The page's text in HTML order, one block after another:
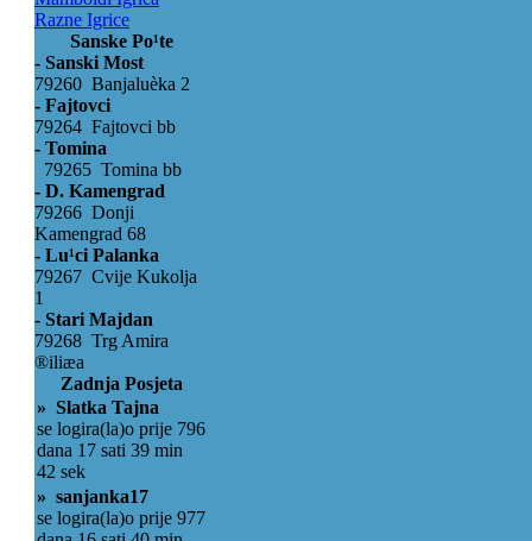
Razne Igrice
Sanske Po¹te
- Sanski Most
79260 Banjaluèka 2
- Fajtovci
79264 Fajtovci bb
- Tomina
79265 Tomina bb
- D. Kamengrad
79266 Donji
Kamengrad 68
- Lu¹ci Palanka
79267 Cvije Kukolja
1
- Stari Majdan
79268 Trg Amira
®iliæa
Zadnja Posjeta
» Slatka Tajna
se logira(la)o prije 796
dana 17 sati 39 min
42 sek
» sanjanka17
se logira(la)o prije 977